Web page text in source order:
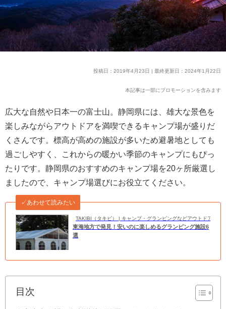
投稿日：2019年4月23日 | 最終更新日：2024年1月22日
本記事は一部にプロモーションを含みます
広大な自然や日本一の富士山。静岡県には、雄大な景色を
楽しみながらアウトドアを満喫できるキャンプ場が盛りだ
くさんです。標高が高めの施設が多いため避暑地としても
過ごしやすく、これからの暖かい季節のキャンプにもぴっ
たりです。静岡県のおすすめのキャンプ場を20ヶ所厳選し
ましたので、キャンプ場選びにお役立てください。
TAKIBI（タキビ） | キャンプ・グランピングなどアウトドアの総
✓あわせて読みたい
東海地方で発見！安いのに楽しめるグランピング施設6
選
目次